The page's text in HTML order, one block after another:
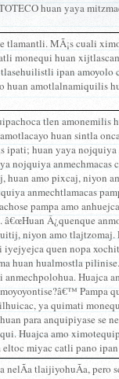
huan yaya
tlamantli. MÃ¡s cuali
monequi huan
ipan
huan amotlalnamiquilis
tlen amonemilis
huan sintla
huan yaya
nojquiya
amo pixcaj, niyon
anmechtlamacas
pampa amo
Â¿quenque
niyon amo
quen nopa
huan hualmostla
anmechpolohua.
Pampa
ya quimati
para anquipiyase se
Huajca amo
miyac catli pano ipan
nelÃ­a tlaijiyohuÃ­a,